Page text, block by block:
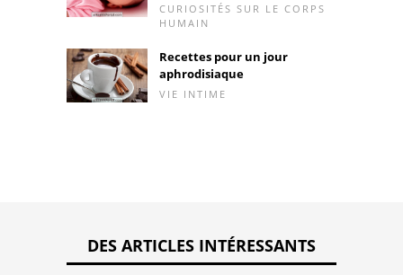
CURIOSITÉS SUR LE CORPS
HUMAIN
Recettes pour un jour
aphrodisiaque
VIE INTIME
DES ARTICLES INTÉRESSANTS